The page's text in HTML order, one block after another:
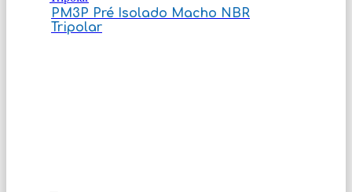
PM3P Pré Isolado Macho NBR
Tripolar